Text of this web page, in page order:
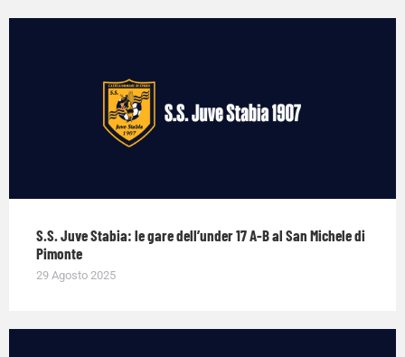
S.S. Juve Stabia: le gare dell’under 17 A-B al San Michele di
Pimonte
29 Agosto 2025